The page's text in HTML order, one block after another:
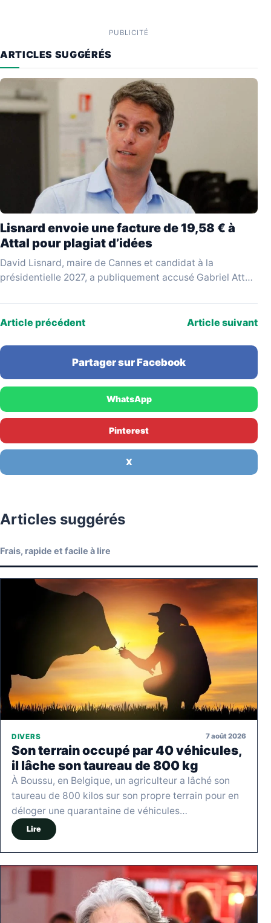
PUBLICITÉ
ARTICLES SUGGÉRÉS
Lisnard envoie une facture de 19,58 € à
Attal pour plagiat d’idées
David Lisnard, maire de Cannes et candidat à la
présidentielle 2027, a publiquement accusé Gabriel Attal
Article précédent Article suivant
Partager sur Facebook
WhatsApp
Pinterest
X
Articles suggérés
Frais, rapide et facile à lire
DIVERS 7 août 2026
Son terrain occupé par 40 véhicules,
il lâche son taureau de 800 kg
À Boussu, en Belgique, un agriculteur a lâché son
taureau de 800 kilos sur son propre terrain pour en
déloger une quarantaine de véhicules…
Lire